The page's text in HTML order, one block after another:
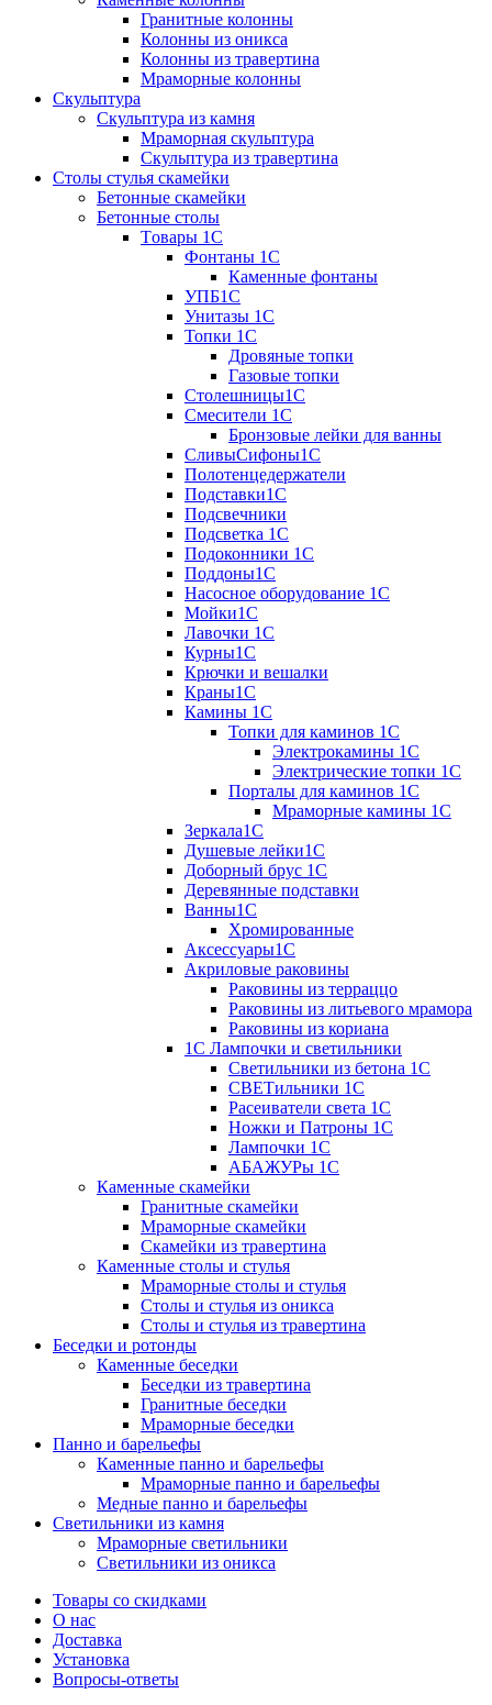
Гранитные колонны
Колонны из оникса
Колонны из травертина
Мраморные колонны
Скульптура
Скульптура из камня
Мраморная скульптура
Скульптура из травертина
Столы стулья скамейки
Бетонные скамейки
Бетонные столы
Tовары 1C
Фонтаны 1C
Каменные фонтаны
УПБ1С
Унитазы 1С
Топки 1С
Дровяные топки
Газовые топки
Столешницы1С
Смесители 1С
Бронзовые лейки для ванны
СливыСифоны1С
Полотенцедержатели
Подставки1С
Подсвечники
Подсветка 1С
Подоконники 1С
Поддоны1С
Насосное оборудование 1С
Мойки1С
Лавочки 1С
Курны1С
Крючки и вешалки
Краны1С
Камины 1C
Топки для каминов 1C
Электрокамины 1С
Электрические топки 1C
Порталы для каминов 1С
Мраморные камины 1C
Зеркала1С
Душевые лейки1С
Доборный брус 1С
Деревянные подставки
Ванны1С
Хромированные
Аксессуары1С
Акриловые раковины
Раковины из терраццо
Раковины из литьевого мрамора
Раковины из кориана
1С Лампочки и светильники
Светильники из бетона 1С
СВЕТильники 1С
Расеиватели света 1С
Ножки и Патроны 1С
Лампочки 1С
АБАЖУРы 1С
Каменные скамейки
Гранитные скамейки
Мраморные скамейки
Скамейки из травертина
Каменные столы и стулья
Мраморные столы и стулья
Столы и стулья из оникса
Столы и стулья из травертина
Беседки и ротонды
Каменные беседки
Беседки из травертина
Гранитные беседки
Мраморные беседки
Панно и барельефы
Каменные панно и барельефы
Мраморные панно и барельефы
Медные панно и барельефы
Светильники из камня
Мраморные светильники
Светильники из оникса
Товары со скидками
О нас
Доставка
Установка
Вопросы-ответы